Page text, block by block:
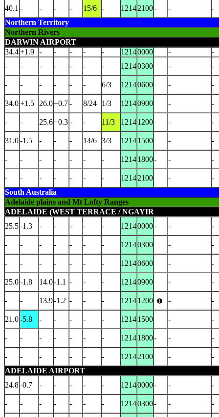
40.1 - - - - 15/6 - 12142100- -
-
Northern Territory
Northern Rivers
DARWIN AIRPORT
34.4+1.9 - - - - - 12140000 -
-
-
- - - - - - 12140300 - -
- - - - - - 6/3 12140600 - -
34.0+1.5 26.0+0.7- 8/24 1/3 12140900 - -
- - 25.6+0.3- - 11/3 12141200 - -
31.0-1.5 - - - 14/6 3/3 12141500 - -
- - - - - - - 12141800- - -
- - - - - - - 12142100 -
-
South Australia
Adelaide plains and Mt Lofty Ranges
ADELAIDE (WEST TERRACE / NGAYIR
25.5-1.3 - - - - - 12140000- - -
- - - - - - - 12140300 - -
- - - - - - - 12140600 - -
25.0-1.8 14.0-1.1 - - - 12140900 - -
- - 13.9-1.2 - - - 12141200 - -
21.0-5.8 - - - - - 12141500 - -
- - - - - - - 12141800- - -
- - - - - - - 12142100 -
-
ADELAIDE AIRPORT
24.8-0.7 - - - - - 12140000- - -
- - - - - - - 12140300- - -